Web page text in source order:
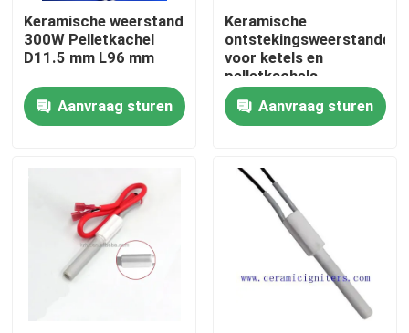
Thuis
Producten
VR toon
Ongeveer ons
Keramische weerstand
300W Pelletkachel
D11.5 mm L96 mm
Aanvraag sturen
Keramische
ontstekingsweerstanden
voor ketels en
pelletkachels
Aanvraag sturen